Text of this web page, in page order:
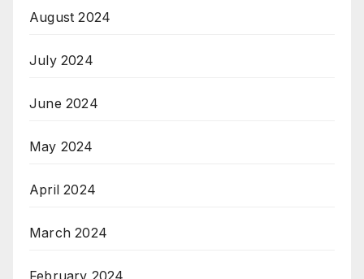
August 2024
July 2024
June 2024
May 2024
April 2024
March 2024
February 2024